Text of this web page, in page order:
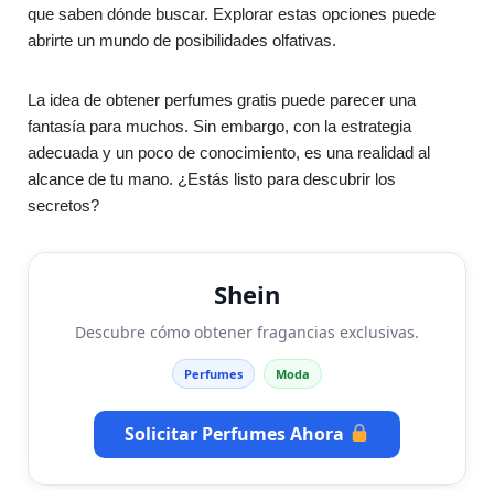
que saben dónde buscar. Explorar estas opciones puede
abrirte un mundo de posibilidades olfativas.
La idea de obtener perfumes gratis puede parecer una
fantasía para muchos. Sin embargo, con la estrategia
adecuada y un poco de conocimiento, es una realidad al
alcance de tu mano. ¿Estás listo para descubrir los
secretos?
Shein
Descubre cómo obtener fragancias exclusivas.
Perfumes Moda
Solicitar Perfumes Ahora